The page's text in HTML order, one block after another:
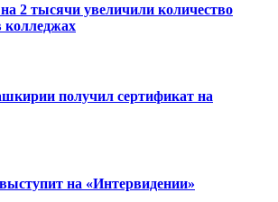
2 тысячи увеличили количество
колледжах
получил сертификат на
на «Интервидении»